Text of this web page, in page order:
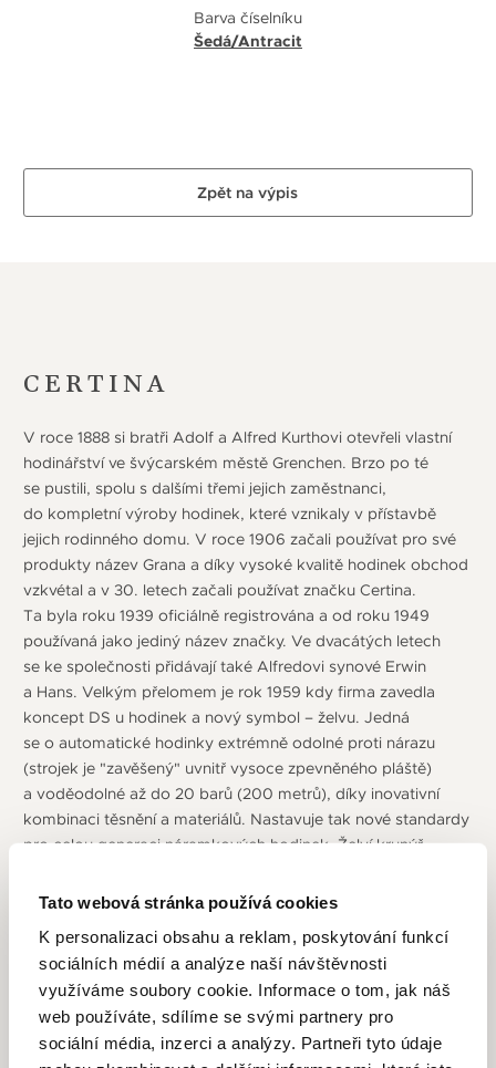
Tato webová stránka používá cookies
K personalizaci obsahu a reklam, poskytování funkcí
sociálních médií a analýze naší návštěvnosti
využíváme soubory cookie. Informace o tom, jak náš
web používáte, sdílíme se svými partnery pro
sociální média, inzerci a analýzy. Partneři tyto údaje
Barva číselníku
Šedá/Antracit
Zpět na výpis
CERTINA
V roce 1888 si bratři Adolf a Alfred Kurthovi otevřeli vlastní
hodinářství ve švýcarském městě Grenchen. Brzo po té
se pustili, spolu s dalšími třemi jejich zaměstnanci,
do kompletní výroby hodinek, které vznikaly v přístavbě
jejich rodinného domu. V roce 1906 začali používat pro své
produkty název Grana a díky vysoké kvalitě hodinek obchod
vzkvétal a v 30. letech začali používat značku Certina.
Ta byla roku 1939 oficiálně registrována a od roku 1949
používaná jako jediný název značky. Ve dvacátých letech
se ke společnosti přidávají také Alfredovi synové Erwin
a Hans. Velkým přelomem je rok 1959 kdy firma zavedla
koncept DS u hodinek a nový symbol – želvu. Jedná
se o automatické hodinky extrémně odolné proti nárazu
(strojek je "zavěšený" uvnitř vysoce zpevněného pláště)
a voděodolné až do 20 barů (200 metrů), díky inovativní
kombinaci těsnění a materiálů. Nastavuje tak nové standardy
pro celou generaci náramkových hodinek. Želví krunýř
mimořádnou odolnost hodinek konceptu DS. Jsou
hodinky Certina. Výjimečná odolnost hodinek se ihned
projevila při náročných expedicích. První byla expedice
do Himalájí a to první úspěšný výstup na 8 167 metrů
vysokou Dhaulágirí v západním Nepálu. Další byl v roce 1965
podmořský projekt amerického námořnictva Sealab II.